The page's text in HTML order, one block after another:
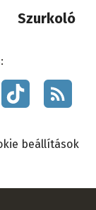
Szurkoló
beállítások